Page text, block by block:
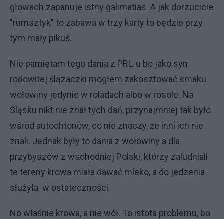
głowach zapanuje istny galimatias. A jak dorzucicie
"rumsztyk" to zabawa w trzy karty to będzie przy
tym mały pikuś.
Nie pamiętam tego dania z PRL-u bo jako syn
rodowitej ślązaczki mogłem zakosztować smaku
wołowiny jedynie w roladach albo w rosole. Na
Śląsku nikt nie znał tych dań, przynajmniej tak było
wśród autochtonów, co nie znaczy, że inni ich nie
znali. Jednak były to dania z wołowiny a dla
przybyszów z wschodniej Polski, którzy zaludniali
te tereny krowa miała dawać mleko, a do jedzenia
służyła w ostateczności.
No właśnie krowa, a nie wół. To istota problemu, bo